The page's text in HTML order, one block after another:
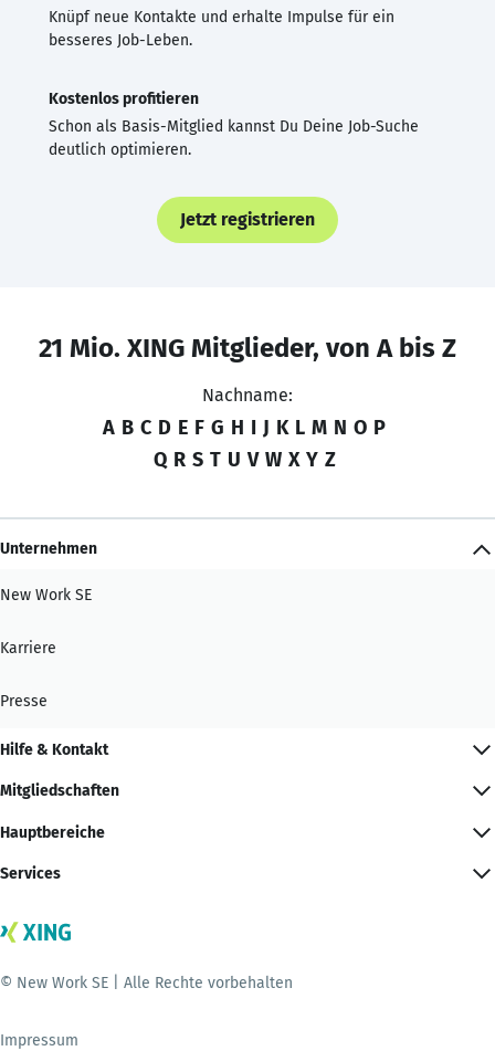
Knüpf neue Kontakte und erhalte Impulse für ein
besseres Job-Leben.
Kostenlos profitieren
Schon als Basis-Mitglied kannst Du Deine Job-Suche
deutlich optimieren.
Jetzt registrieren
21 Mio. XING Mitglieder, von A bis Z
Nachname:
A B C D E F G H I J K L M N O P
Q R S T U V W X Y Z
Unternehmen
New Work SE
Karriere
Presse
Hilfe & Kontakt
Mitgliedschaften
Hauptbereiche
Services
© New Work SE | Alle Rechte vorbehalten
Impressum